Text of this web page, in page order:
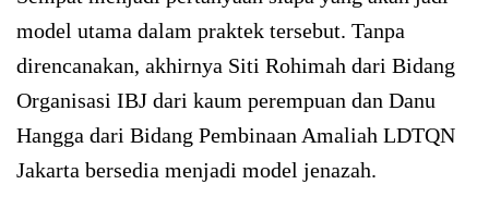
model utama dalam praktek tersebut. Tanpa
direncanakan, akhirnya Siti Rohimah dari Bidang
Organisasi IBJ dari kaum perempuan dan Danu
Hangga dari Bidang Pembinaan Amaliah LDTQN
Jakarta bersedia menjadi model jenazah.